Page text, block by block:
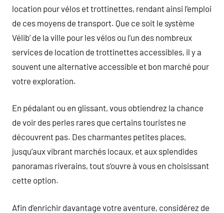
location pour vélos et trottinettes, rendant ainsi l’emploi
de ces moyens de transport. Que ce soit le système
Vélib’ de la ville pour les vélos ou l’un des nombreux
services de location de trottinettes accessibles, il y a
souvent une alternative accessible et bon marché pour
votre exploration.
En pédalant ou en glissant, vous obtiendrez la chance
de voir des perles rares que certains touristes ne
découvrent pas. Des charmantes petites places,
jusqu’aux vibrant marchés locaux, et aux splendides
panoramas riverains, tout s’ouvre à vous en choisissant
cette option.
Afin d’enrichir davantage votre aventure, considérez de